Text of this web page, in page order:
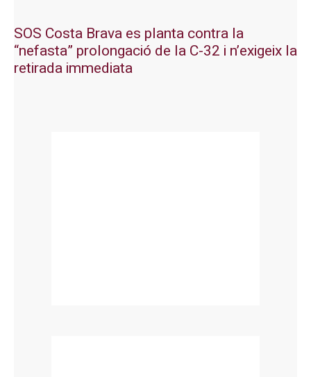
SOS Costa Brava es planta contra la
“nefasta” prolongació de la C-32 i n’exigeix la
retirada immediata